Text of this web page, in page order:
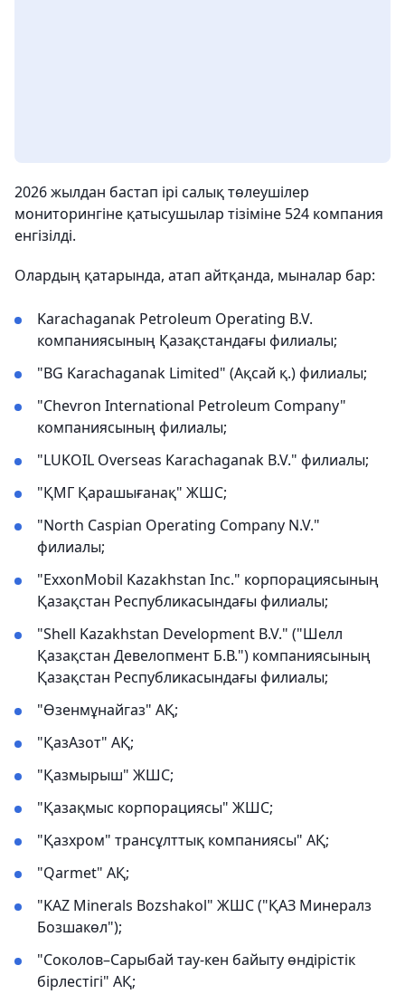
2026 жылдан бастап ірі салық төлеушілер
мониторингіне қатысушылар тізіміне 524 компания
енгізілді.
Олардың қатарында, атап айтқанда, мыналар бар:
Karachaganak Petroleum Operating B.V.
компаниясының Қазақстандағы филиалы;
"BG Karachaganak Limited" (Ақсай қ.) филиалы;
"Chevron International Petroleum Company"
компаниясының филиалы;
"LUKOIL Overseas Karachaganak B.V." филиалы;
"ҚМГ Қарашығанақ" ЖШС;
"North Caspian Operating Company N.V."
филиалы;
"ExxonMobil Kazakhstan Inc." корпорациясының
Қазақстан Республикасындағы филиалы;
"Shell Kazakhstan Development B.V." ("Шелл
Қазақстан Девелопмент Б.В.") компаниясының
Қазақстан Республикасындағы филиалы;
"Өзенмұнайгаз" АҚ;
"ҚазАзот" АҚ;
"Қазмырыш" ЖШС;
"Қазақмыс корпорациясы" ЖШС;
"Қазхром" трансұлттық компаниясы" АҚ;
"Qarmet" АҚ;
"KAZ Minerals Bozshakol" ЖШС ("ҚАЗ Минералз
Бозшакөл");
"Соколов–Сарыбай тау-кен байыту өндірістік
бірлестігі" АҚ;